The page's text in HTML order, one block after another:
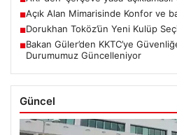
■Açık Alan Mimarisinde Konfor ve
■Dorukhan Toköz’ün Yeni Kulüp
■Bakan Güler’den KKTC’ye
Durumumuz Güncelleniyor
Güncel